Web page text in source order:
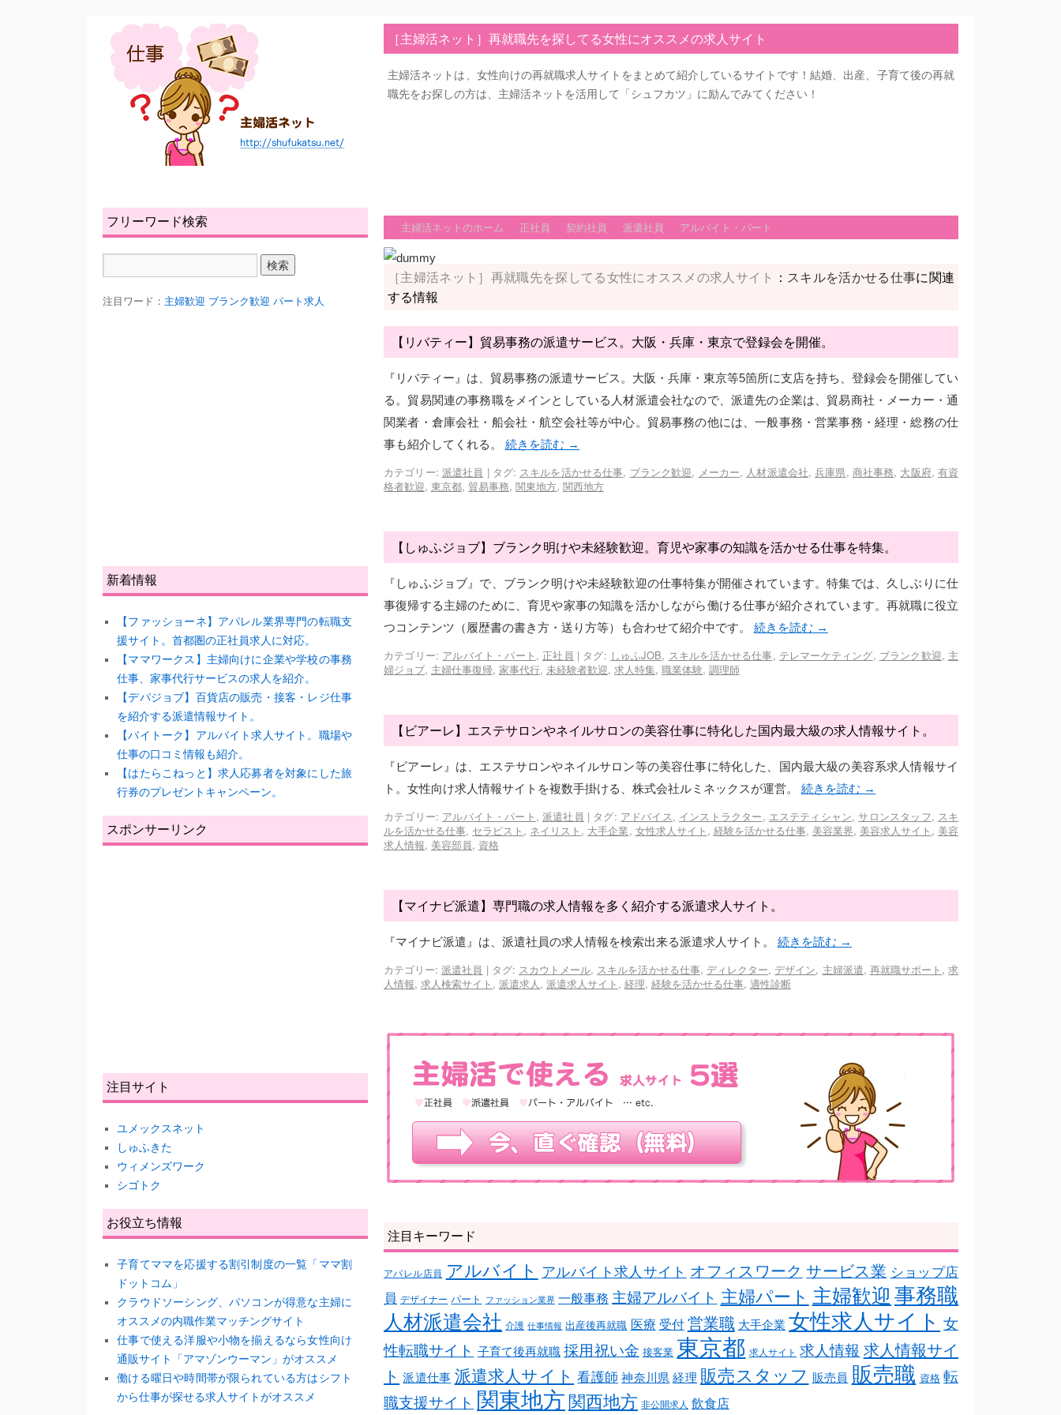
［主婦活ネット］再就職先を探してる女性にオススメの求人サイト
主婦活ネットは、女性向けの再就職求人サイトをまとめて紹介しているサイトです！結婚、出産、子育て後の再就
職先をお探しの方は、主婦活ネットを活用して「シュフカツ」に励んでみてください！
主婦活ネットのホーム 正社員 契約社員 派遣社員 アルバイト・パート
［主婦活ネット］再就職先を探してる女性にオススメの求人サイト ： スキルを活かせる仕事に関連
する情報
【リバティー】貿易事務の派遣サービス。大阪・兵庫・東京で登録会を開催。
『リバティー』は、貿易事務の派遣サービス。大阪・兵庫・東京等5箇所に支店を持ち、登録会を開催してい
る。貿易関連の事務職をメインとしている人材派遣会社なので、派遣先の企業は、貿易商社・メーカー・通
関業者・倉庫会社・船会社・航空会社等が中心。貿易事務の他には、一般事務・営業事務・経理・総務の仕
事も紹介してくれる。 続きを読む →
カテゴリー: 派遣社員 | タグ: スキルを活かせる仕事, ブランク歓迎, メーカー, 人材派遣会社,兵庫県, 商社事務, 大阪府,有資
格者歓迎, 東京都, 貿易事務, 関東地方, 関西地方
【しゅふジョブ】ブランク明けや未経験歓迎。育児や家事の知識を活かせる仕事を特集。
『しゅふジョブ』で、ブランク明けや未経験歓迎の仕事特集が開催されています。特集では、久しぶりに仕
事復帰する主婦のために、育児や家事の知識を活かしながら働ける仕事が紹介されています。再就職に役立
つコンテンツ（履歴書の書き方・送り方等）も合わせて紹介中です。 続きを読む →
カテゴリー: アルバイト・パート , 正社員 | タグ: しゅふJOB, スキルを活かせる仕事, テレマーケティング, ブランク歓迎, 主
婦ジョブ, 主婦仕事復帰, 家事代行, 未経験者歓迎, 求人特集, 職業体験, 調理師
【ビアーレ】エステサロンやネイルサロンの美容仕事に特化した国内最大級の求人情報サイト。
『ビアーレ』は、エステサロンやネイルサロン等の美容仕事に特化した、国内最大級の美容系求人情報サイ
ト。女性向け求人情報サイトを複数手掛ける、株式会社ルミネックスが運営。 続きを読む →
カテゴリー: アルバイト・パート ,派遣社員 | タグ: アドバイス, インストラクター, エステティシャン,サロンスタッフ, スキ
ルを活かせる仕事, セラピスト , ネイリスト , 大手企業, 女性求人サイト , 経験を活かせる仕事, 美容業界, 美容求人サイト , 美容
求人情報, 美容部員, 資格
【マイナビ派遣】専門職の求人情報を多く紹介する派遣求人サイト。
『マイナビ派遣』は、派遣社員の求人情報を検索出来る派遣求人サイト。 続きを読む →
カテゴリー: 派遣社員 | タグ: スカウトメール, スキルを活かせる仕事, ディレクター, デザイン, 主婦派遣, 再就職サポート ,求
人情報, 求人検索サイト , 派遣求人, 派遣求人サイト , 経理, 経験を活かせる仕事, 適性診断
注目キーワード
アパレル店員 アルバイト アルバイト求人サイト オフィスワーク サービス業 ショップ店
員 デザイナー パート ファッション業界 一般事務 主婦アルバイト 主婦パート 主婦歓迎 事務職
人材派遣会社 介護 仕事情報 出産後再就職 医療 受付 営業職 大手企業 女性求人サイト 女
性転職サイト 子育て後再就職 採用祝い金 接客業 東京都 求人サイト 求人情報 求人情報サイ
ト 派遣仕事 派遣求人サイト 看護師 神奈川県 経理 販売スタッフ 販売員 販売職 資格 転
職支援サイト 関東地方 関西地方 非公開求人 飲食店
フリーワード検索
注目ワード： 主婦歓迎 ブランク歓迎 パート求人
新着情報
【ファッショーネ】アパレル業界専門の転職支
援サイト。首都圏の正社員求人に対応。
【ママワークス】主婦向けに企業や学校の事務
仕事、家事代行サービスの求人を紹介。
【デパジョブ】百貨店の販売・接客・レジ仕事
を紹介する派遣情報サイト。
【バイトーク】アルバイト求人サイト。職場や
仕事の口コミ情報も紹介。
【はたらこねっと】求人応募者を対象にした旅
行券のプレゼントキャンペーン。
スポンサーリンク
注目サイト
ユメックスネット
しゅふきた
ウィメンズワーク
シゴトク
お役立ち情報
子育てママを応援する割引制度の一覧「ママ割
ドットコム」
クラウドソーシング、パソコンが得意な主婦に
オススメの内職作業マッチングサイト
仕事で使える洋服や小物を揃えるなら女性向け
通販サイト「アマゾンウーマン」がオススメ
働ける曜日や時間帯が限られている方はシフト
から仕事が探せる求人サイトがオススメ